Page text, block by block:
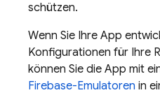
schützen.
Wenn Sie Ihre App
Konfigurationen für Ihre
können Sie die App mit
Firebase-Emulatoren in